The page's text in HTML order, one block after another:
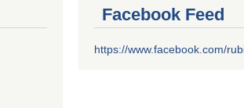
Facebook Feed
https://www.facebook.com/